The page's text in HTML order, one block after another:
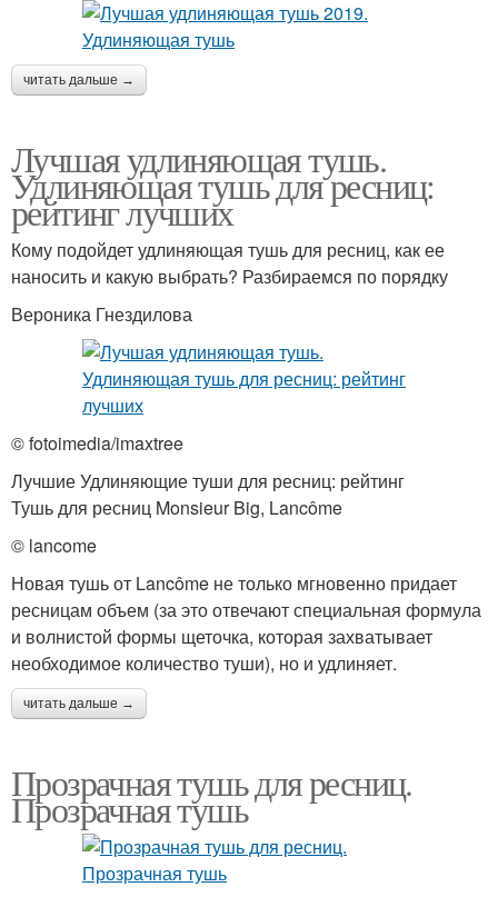
читать дальше →
Лучшая удлиняющая тушь.
Удлиняющая тушь для ресниц:
рейтинг лучших
Кому подойдет удлиняющая тушь для ресниц, как ее
наносить и какую выбрать? Разбираемся по порядку
Вероника Гнездилова
© fotoimedia/imaxtree
Лучшие Удлиняющие туши для ресниц: рейтинг
Тушь для ресниц Monsieur Big, Lancôme
© lancome
Новая тушь от Lancôme не только мгновенно придает
ресницам объем (за это отвечают специальная формула
и волнистой формы щеточка, которая захватывает
необходимое количество туши), но и удлиняет.
читать дальше →
Прозрачная тушь для ресниц.
Прозрачная тушь